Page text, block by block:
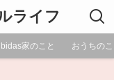
ライフ
家のこと おうちの